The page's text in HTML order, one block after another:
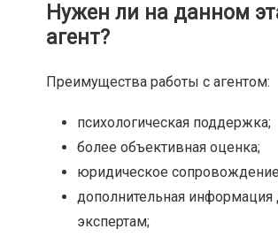
Нужен ли на данном
агент?
Преимущества работы с агентом:
психологическая поддержка;
более объективная оценка;
юридическое
дополнительная информация
экспертам;